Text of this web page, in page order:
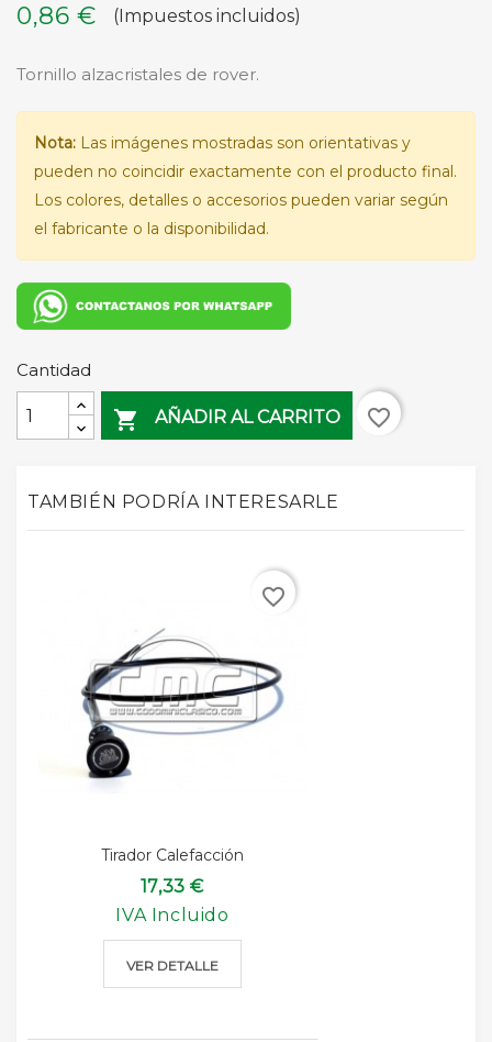
0,86 €
(Impuestos incluidos)
Tornillo alzacristales de rover.
Nota: Las imágenes mostradas son orientativas y
pueden no coincidir exactamente con el producto final.
Los colores, detalles o accesorios pueden variar según
el fabricante o la disponibilidad.
Cantidad
 AÑADIR AL CARRITO favorite_border
TAMBIÉN PODRÍA INTERESARLE
Tirador Calefacción
17,33 €
IVA Incluido
VER DETALLE
favorite_border